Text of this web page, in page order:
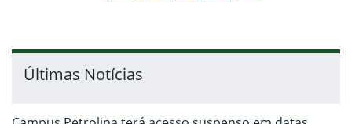
Últimas Notícias